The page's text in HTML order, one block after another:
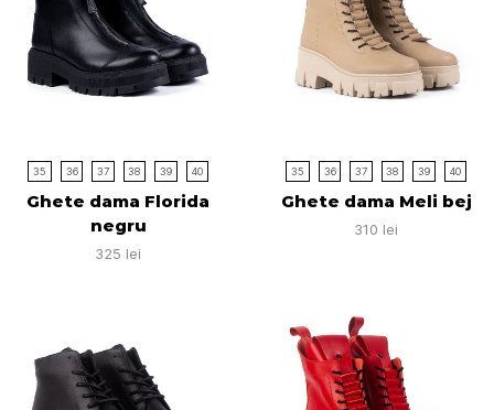
35 36 37 38 39 40
Ghete dama Florida
negru
325 lei
35 36 37 38 39 40
Ghete dama Meli bej
310 lei